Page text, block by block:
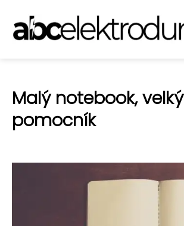
Malý notebook, velký
pomocník